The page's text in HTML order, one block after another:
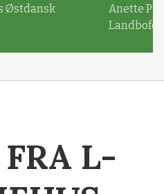
Østdansk
Anette
L-